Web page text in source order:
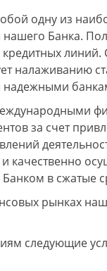
28.11.2020
выбирал компанию
Ну что могу
материалы
одну из
Банка.
линий.
налаживанию
за счет
качественно
в сжатые
рынках
следующие